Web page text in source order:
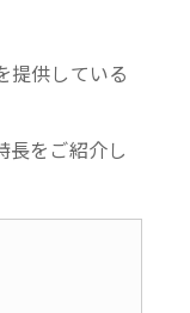
提供している
長をご紹介し